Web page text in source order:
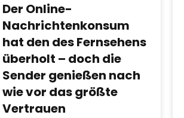
Der Online-
Nachrichtenkonsum
hat den des Fernsehens
überholt – doch die
Sender genießen nach
wie vor das größte
Vertrauen